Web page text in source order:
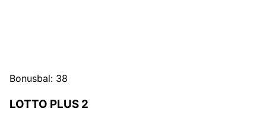
Bonusbal: 38
LOTTO PLUS 2